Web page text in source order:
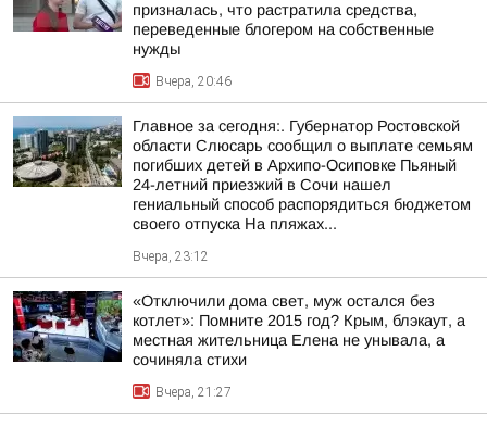
призналась, что растратила средства,
переведенные блогером на собственные
нужды
Вчера, 20:46
Главное за сегодня:. Губернатор Ростовской
области Слюсарь сообщил о выплате семьям
погибших детей в Архипо-Осиповке Пьяный
24-летний приезжий в Сочи нашел
гениальный способ распорядиться бюджетом
своего отпуска На пляжах...
Вчера, 23:12
«Отключили дома свет, муж остался без
котлет»: Помните 2015 год? Крым, блэкаут, а
местная жительница Елена не унывала, а
сочиняла стихи
Вчера, 21:27